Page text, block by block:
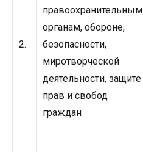
2.
правоохранительным
органам, обороне,
безопасности,
миротворческой
деятельности, защите
прав и свобод
граждан